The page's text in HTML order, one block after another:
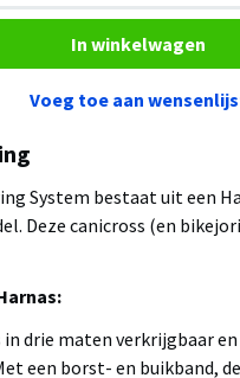
In winkelwagen
Voeg toe aan
System bestaat uit een
Deze canicross (en
in drie maten verkrijgbaar
een borst- en buikband,